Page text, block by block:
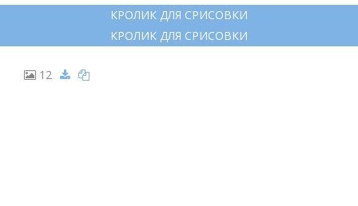
КРОЛИК ДЛЯ СРИСОВКИ
КРОЛИК ДЛЯ СРИСОВКИ
12